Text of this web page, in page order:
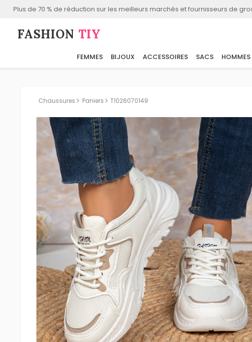
Plus de 70 % de réduction sur les meilleurs marchés et fournisseurs de
FASHION⁠ TIY
FEMMES BIJOUX ACCESSOIRES SACS HOMMES
Chaussures Paniers T1026070149